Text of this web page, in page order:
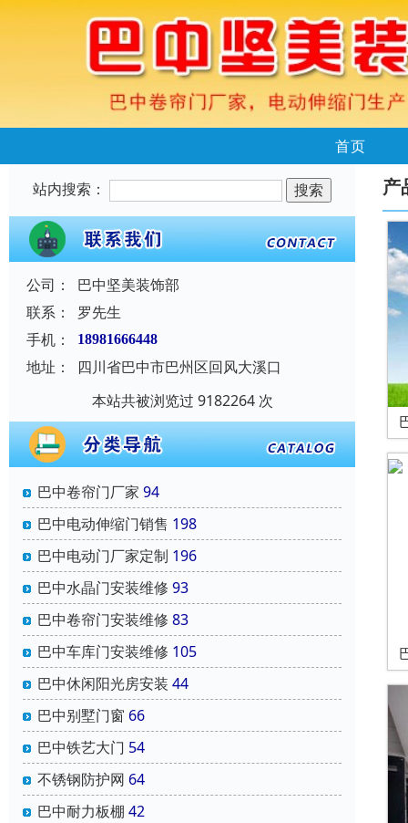
首页
站内搜索：
公司：
巴中坚美装饰部
联系：
罗先生
手机：
18981666448
地址：
四川省巴中市巴州区回风大溪口
本站共被浏览过 9182264 次
巴中卷帘门厂家 94
巴中电动伸缩门销售 198
巴中电动门厂家定制 196
巴中水晶门安装维修 93
巴中卷帘门安装维修 83
巴中车库门安装维修 105
巴中休闲阳光房安装 44
巴中别墅门窗 66
巴中铁艺大门 54
不锈钢防护网 64
巴中耐力板棚 42
产